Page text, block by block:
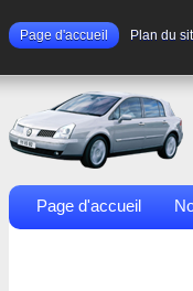
Page d'accueil Plan du
Page d'accueil